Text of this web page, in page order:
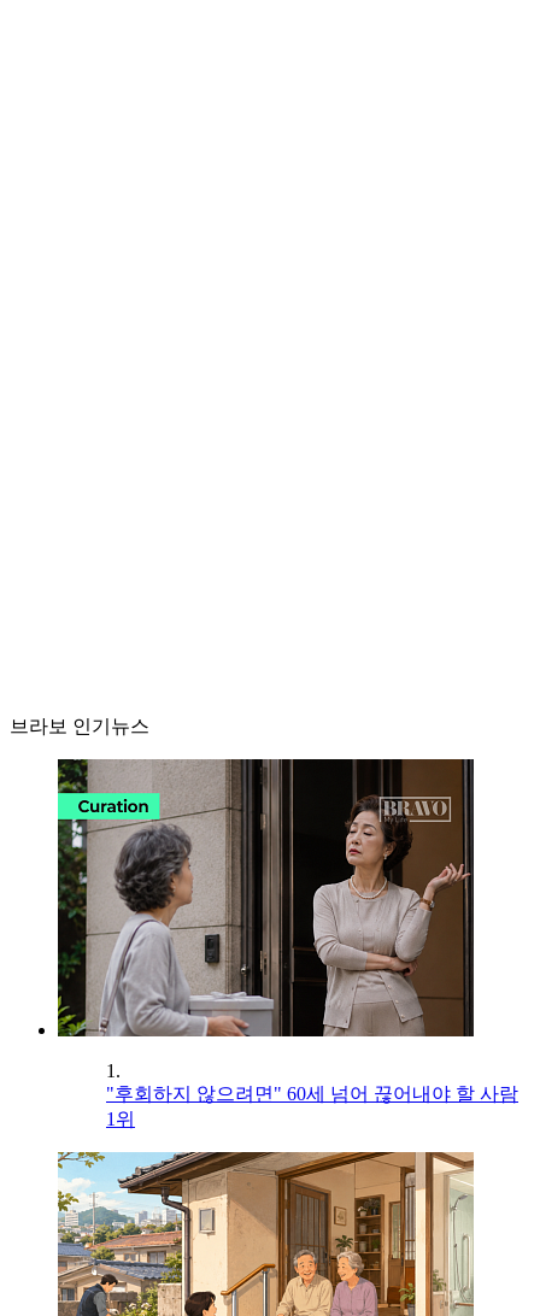
브라보 인기뉴스
1.
"후회하지 않으려면" 60세 넘어 끊어내야 할 사람
1위